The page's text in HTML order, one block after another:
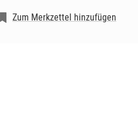
Zum Merkzettel hinzufügen